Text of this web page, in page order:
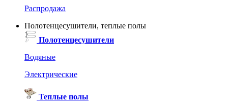
Распродажа
Полотенцесушители, теплые полы
Полотенцесушители
Водяные
Электрические
Теплые полы